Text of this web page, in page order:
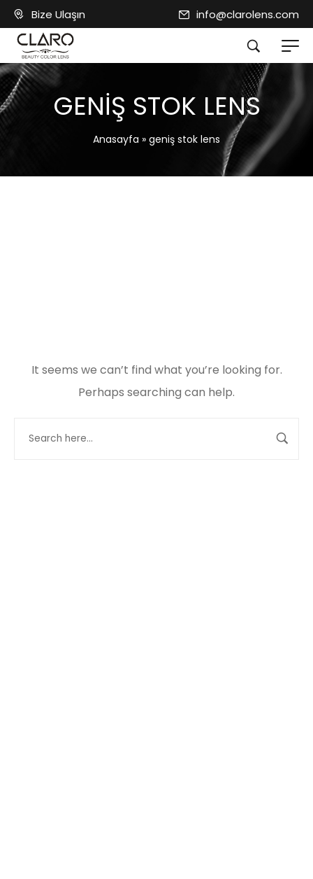
Bize Ulaşın info@clarolens.com
GENIŞ STOK LENS
Anasayfa » geniş stok lens
It seems we can’t find what you’re looking for.
Perhaps searching can help.